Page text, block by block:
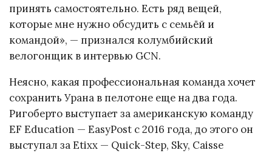
принять самостоятельно. Есть ряд вещей,
которые мне нужно обсудить с семьёй и
командой», — признался колумбийский
велогонщик в интервью GCN.
Неясно, какая профессиональная команда хочет
сохранить Урана в пелотоне еще на два года.
Ригоберто выступает за американскую команду
EF Education — EasyPost с 2016 года, до этого он
выступал за Etixx — Quick-Step, Sky, Caisse